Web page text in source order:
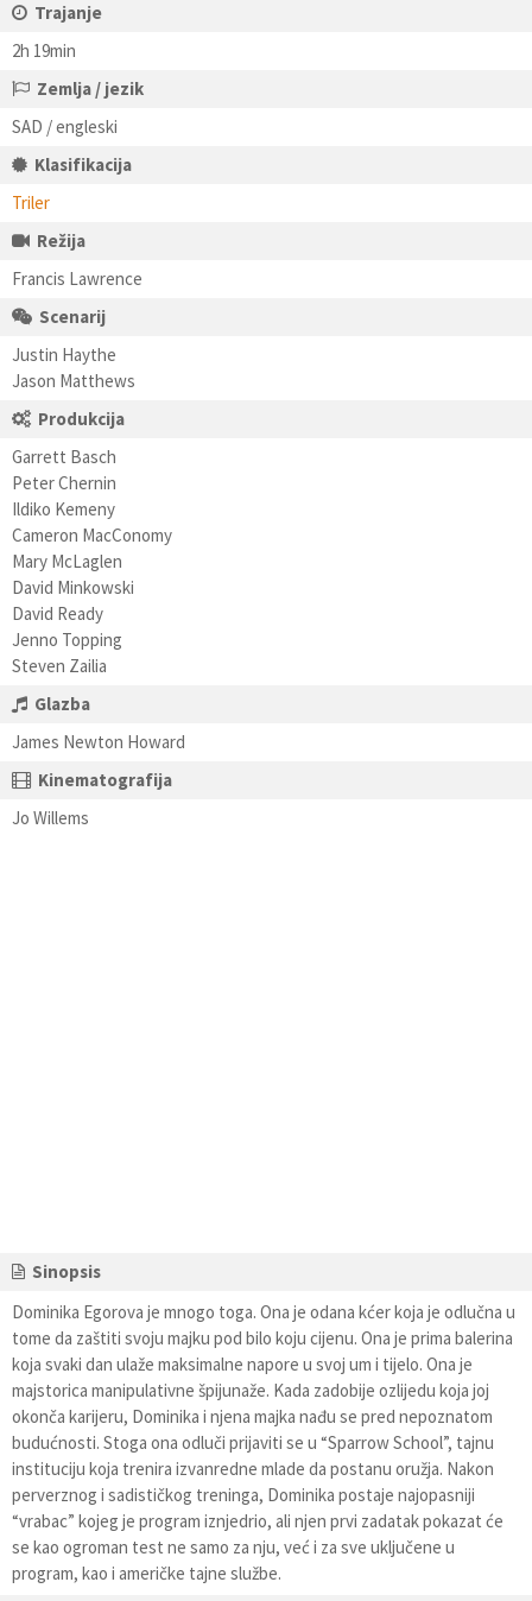
Trajanje
2h 19min
Zemlja / jezik
SAD / engleski
Klasifikacija
Triler
Režija
Francis Lawrence
Scenarij
Justin Haythe
Jason Matthews
Produkcija
Garrett Basch
Peter Chernin
Ildiko Kemeny
Cameron MacConomy
Mary McLaglen
David Minkowski
David Ready
Jenno Topping
Steven Zailia
Glazba
James Newton Howard
Kinematografija
Jo Willems
Sinopsis
Dominika Egorova je mnogo toga. Ona je odana kćer koja je odlučna u
tome da zaštiti svoju majku pod bilo koju cijenu. Ona je prima balerina
koja svaki dan ulaže maksimalne napore u svoj um i tijelo. Ona je
majstorica manipulativne špijunaže. Kada zadobije ozlijedu koja joj
okonča karijeru, Dominika i njena majka nađu se pred nepoznatom
budućnosti. Stoga ona odluči prijaviti se u “Sparrow School”, tajnu
instituciju koja trenira izvanredne mlade da postanu oružja. Nakon
perverznog i sadističkog treninga, Dominika postaje najopasniji
“vrabac” kojeg je program iznjedrio, ali njen prvi zadatak pokazat će
se kao ogroman test ne samo za nju, već i za sve uključene u
program, kao i američke tajne službe.